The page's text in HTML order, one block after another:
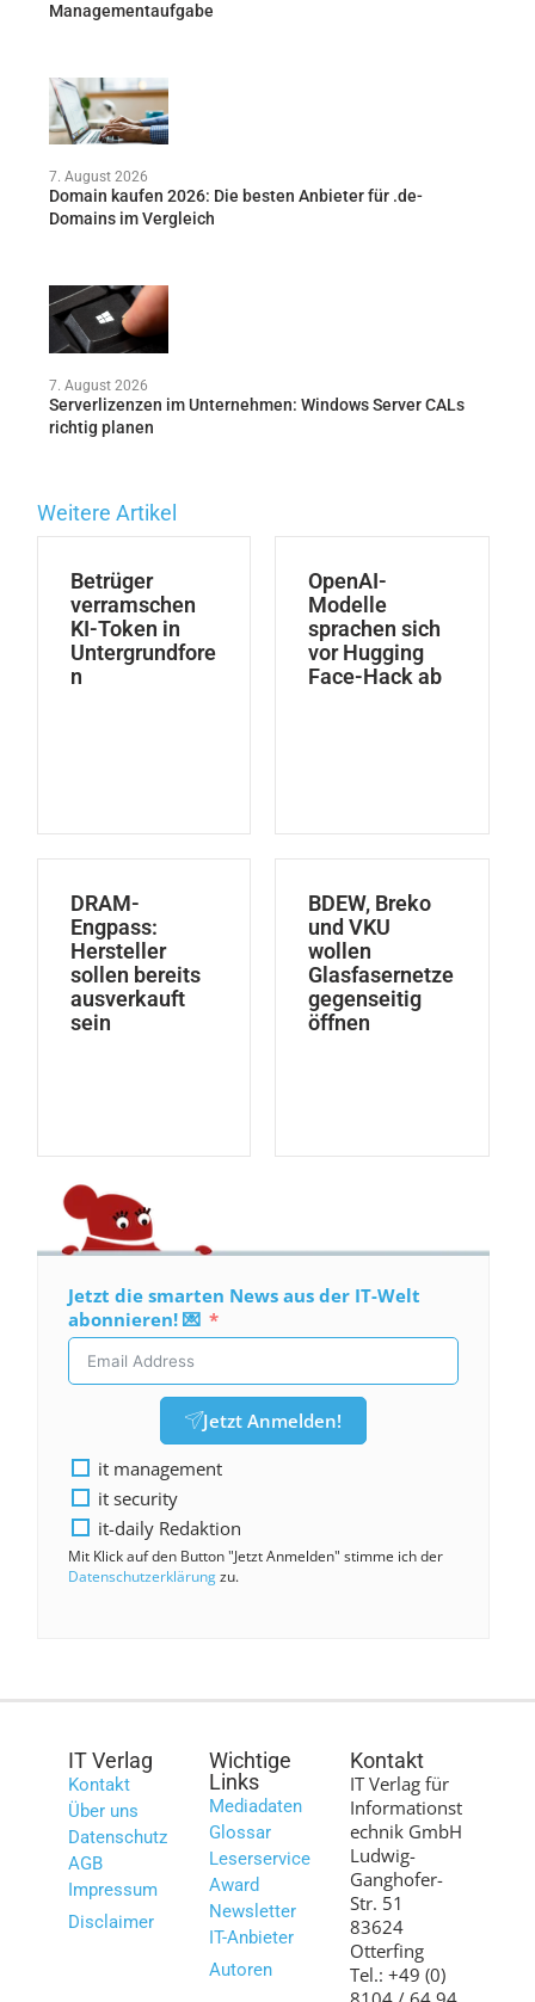
Managementaufgabe
7. August 2026
Domain kaufen 2026: Die besten Anbieter für .de-
Domains im Vergleich
7. August 2026
Serverlizenzen im Unternehmen: Windows Server CALs
richtig planen
Weitere Artikel
Betrüger
verramschen
KI-Token in
Untergrundfore
n
OpenAI-
Modelle
sprachen sich
vor Hugging
Face-Hack ab
DRAM-
Engpass:
Hersteller
sollen bereits
ausverkauft
sein
BDEW, Breko
und VKU
wollen
Glasfasernetze
gegenseitig
öffnen
Jetzt die smarten News aus der IT-Welt
abonnieren! 💌
Jetzt Anmelden!
it management
it security
it-daily Redaktion
Mit Klick auf den Button "Jetzt Anmelden" stimme ich der
Datenschutzerklärungzu.
IT Verlag
Kontakt
Über uns
Datenschutz
AGB
Impressum
Disclaimer
Wichtige
Links
Mediadaten
Glossar
Leserservice
Award
Newsletter
IT-Anbieter
Autoren
Kontakt
IT Verlag für
Informationst
echnik GmbH
Ludwig-
Ganghofer-
Str. 51
83624
Otterfing
Tel.: +49 (0)